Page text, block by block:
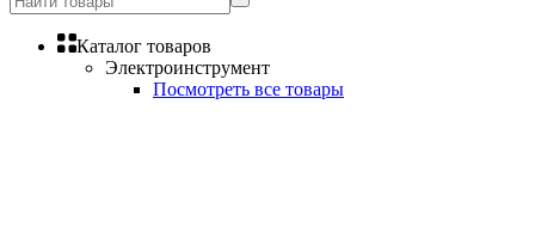
Каталог товаров
Электроинструмент
Посмотреть все товары